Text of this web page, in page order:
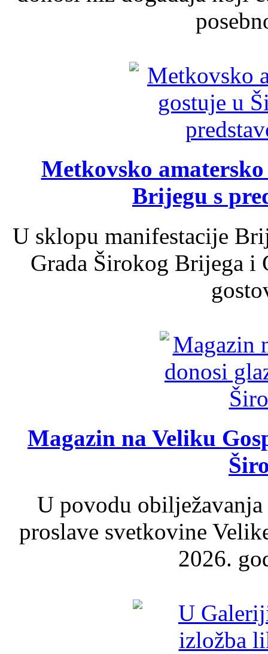
Metkovsko
Brijegu s
U sklopu manifestacije
Grada Širokog Brijega
Magazin na Veliku
U povodu
proslave svetkovine
2026.